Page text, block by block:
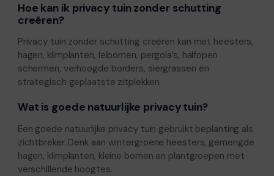
Hoe kan ik privacy tuin zonder schutting
creëren?
Privacy tuin zonder schutting creëren kan met heesters,
hagen, klimplanten, leibomen, pergola’s, halfopen
schermen, verhoogde borders, siergrassen en
strategisch geplaatste zitplekken.
Wat is goede natuurlijke privacy tuin?
Een goede natuurlijke privacy tuin gebruikt beplanting als
zichtbreker. Denk aan wintergroene heesters, gemengde
hagen, klimplanten, kleine bomen en plantgroepen met
verschillende hoogtes.